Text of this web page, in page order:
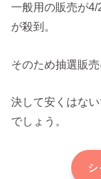
一般用の販売が
が殺到。
そのため抽選販売
決して安くはな
でしょう。